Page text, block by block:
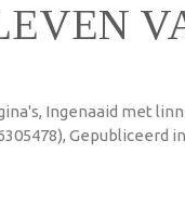
Ingenaaid met
Gepubliceerd